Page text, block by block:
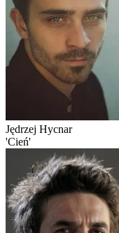
Jędrzej Hycnar
'Cień'